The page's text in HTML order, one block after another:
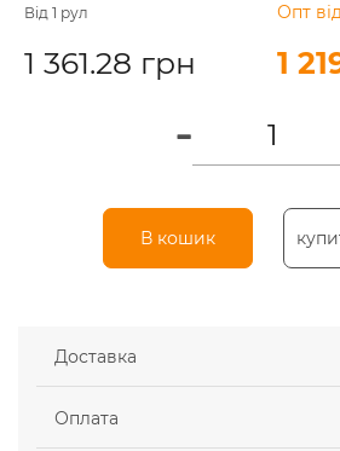
Від 1 рул
1 361.28 грн
Опт
1
В кошик
Доставка
Оплата